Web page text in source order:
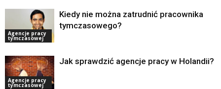
Agencje pracy
tymczasowej
Kiedy nie można zatrudnić pracownika
tymczasowego?
Agencje pracy
tymczasowej
Jak sprawdzić agencje pracy w Holandii?